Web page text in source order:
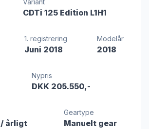
Variant
CDTi 125 Edition L1H1
1. registrering
Juni 2018
Modelår
2018
Nypris
DKK 205.550,-
/ årligt
Geartype
Manuelt gear